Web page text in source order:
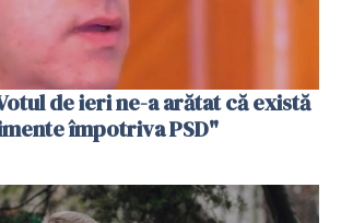
de ieri ne-a arătat că există
împotriva PSD"